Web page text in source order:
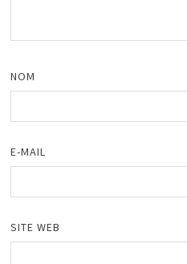
NOM
E-MAIL
SITE WEB